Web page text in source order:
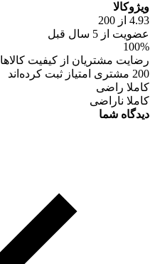
ویژوکالا
4.93 از 200
عضویت از 5 سال قبل
100%
رضایت مشتریان از کیفیت کالاها
200 مشتری امتیاز ثبت کرده‌اند
کاملا راضی
کاملا ناراضی
دیدگاه شما